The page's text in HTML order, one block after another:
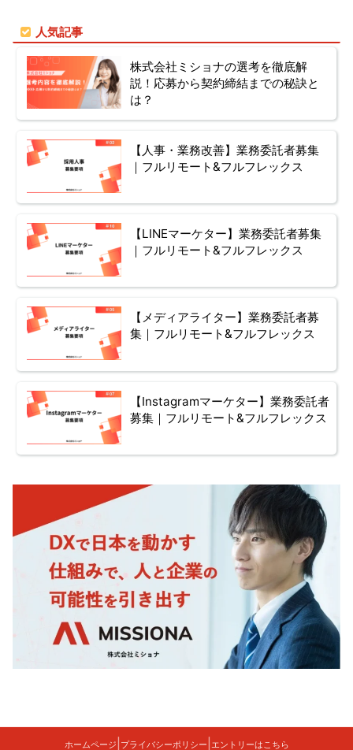
人気記事
株式会社ミショナの選考を徹底解
説！応募から契約締結までの秘訣と
は？
【人事・業務改善】業務委託者募集
｜フルリモート&フルフレックス
【LINEマーケター】業務委託者募集
｜フルリモート&フルフレックス
【メディアライター】業務委託者募
集｜フルリモート&フルフレックス
【Instagramマーケター】業務委託者
募集｜フルリモート&フルフレックス
ホームページ プライバシーポリシー エントリーはこちら